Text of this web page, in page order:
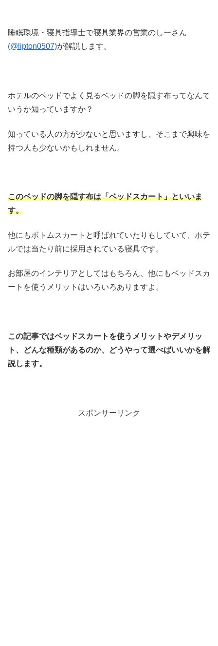
睡眠環境・寝具指導士で寝具業界の営業のしーさん
(@lipton0507)が解説します。
ホテルのベッドでよく見るベッドの脚を隠す布ってなんて
いうか知っていますか？
知っている人の方が少ないと思いますし、そこまで興味を
持つ人も少ないかもしれません。
このベッドの脚を隠す布は「ベッドスカート」といいま
す。
他にもボトムスカートと呼ばれていたりもしていて、ホテ
ルでは当たり前に採用されている寝具です。
お部屋のインテリアとしてはもちろん、他にもベッドスカ
ートを使うメリットはいろいろありますよ。
この記事ではベッドスカートを使うメリットやデメリッ
ト、どんな種類があるのか、どうやって選べばいいかを解
説します。
スポンサーリンク